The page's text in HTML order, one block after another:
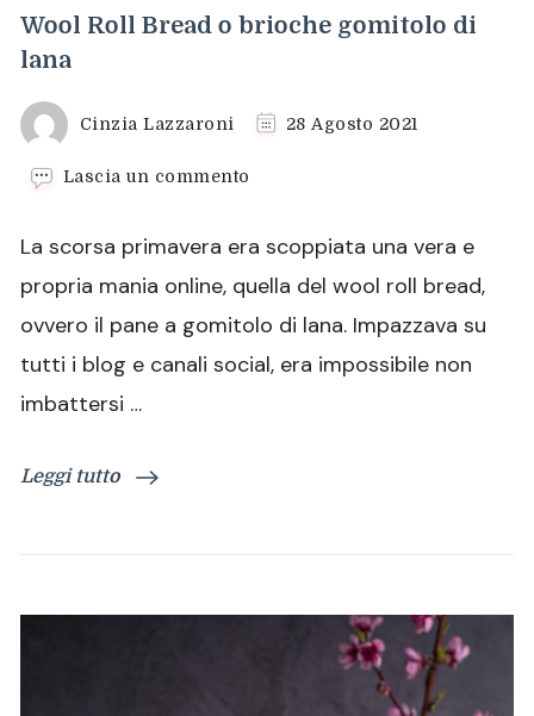
Wool Roll Bread o brioche gomitolo di
lana
Cinzia Lazzaroni 28 Agosto 2021
Lascia un commento
Bread
gomitolo
lana
La scorsa primavera era scoppiata una vera e
propria mania online, quella del wool roll bread,
ovvero il pane a gomitolo di lana. Impazzava su
tutti i blog e canali social, era impossibile non
imbattersi …
Leggi tutto